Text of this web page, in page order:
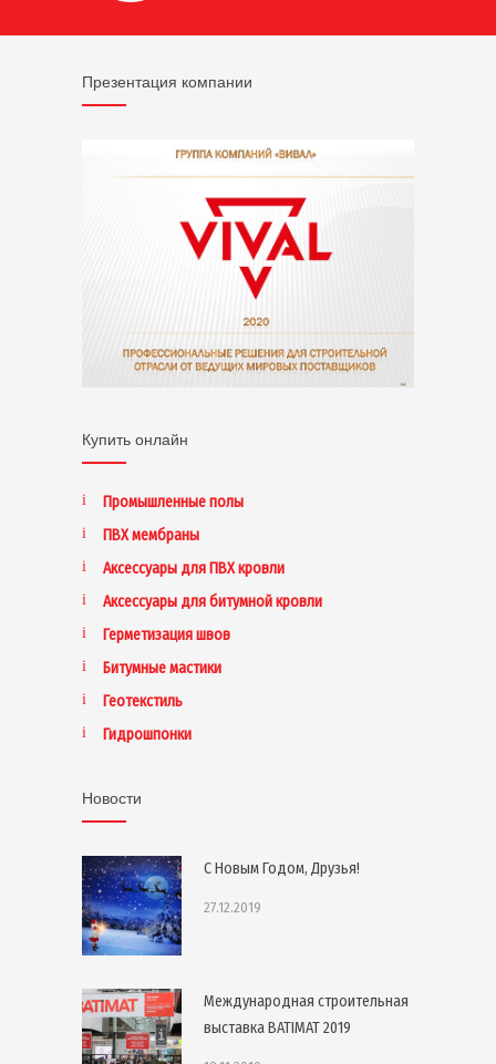
Презентация компании
Купить онлайн
Промышленные полы
ПВХ мембраны
Аксессуары для ПВХ кровли
Аксессуары для битумной кровли
Герметизация швов
Битумные мастики
Геотекстиль
Гидрошпонки
Новости
С Новым Годом, Друзья!
27.12.2019
Международная строительная
выставка BATIMAT 2019